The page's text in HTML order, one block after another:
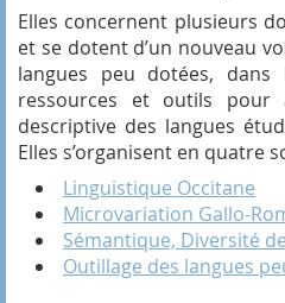
Elles concernent plusieurs
et se dotent d’un nouveau
langues peu dotées,
ressources et outils pour
descriptive des langues
Elles s’organisent en quatre
Linguistique Occitane
Microvariation Gallo-
Sémantique, Diversité
Outillage des langues